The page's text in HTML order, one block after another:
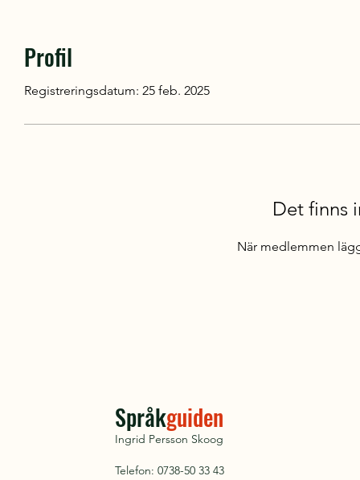
Profil
Registreringsdatum: 25 feb. 2025
Det finns
När medlemmen
Språkguiden
Ingrid Persson Skoog
Telefon: 0738-50 33 43